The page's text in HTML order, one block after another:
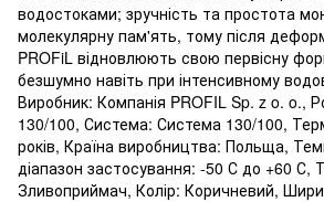
водостоками; зручність та простота
молекулярну пам'ять, тому після
PROFiL відновлюють свою первісну
безшумно навіть при інтенсивному
Виробник: Компанія PROFIL Sp. z o. o.,
130/100, Система: Система 130/100,
років, Країна виробництва: Польща,
діапазон застосування: -50 С до +60 С,
Зливоприймач, Колір: Коричневий,